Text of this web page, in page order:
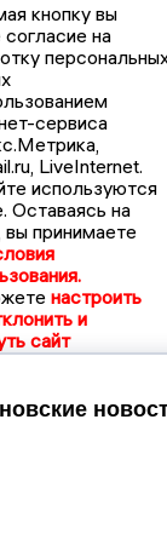
кнопку вы
на
сервиса
LiveInternet.
используются
Оставаясь на
вы принимаете
настроить
и
сайт